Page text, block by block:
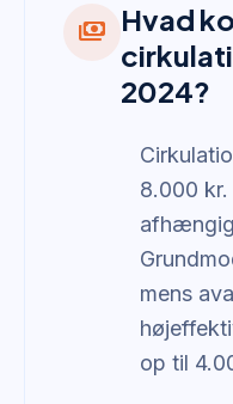
payments Hvad
2024?
8.000
mens
op til